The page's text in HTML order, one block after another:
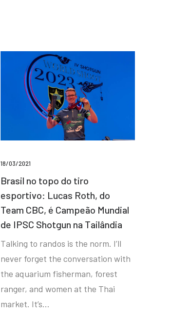
18/03/2021
Brasil no topo do tiro
esportivo: Lucas Roth, do
Team CBC, é Campeão Mundial
de IPSC Shotgun na Tailândia
Talking to randos is the norm. I’ll
never forget the conversation with
the aquarium fisherman, forest
ranger, and women at the Thai
market. It’s…